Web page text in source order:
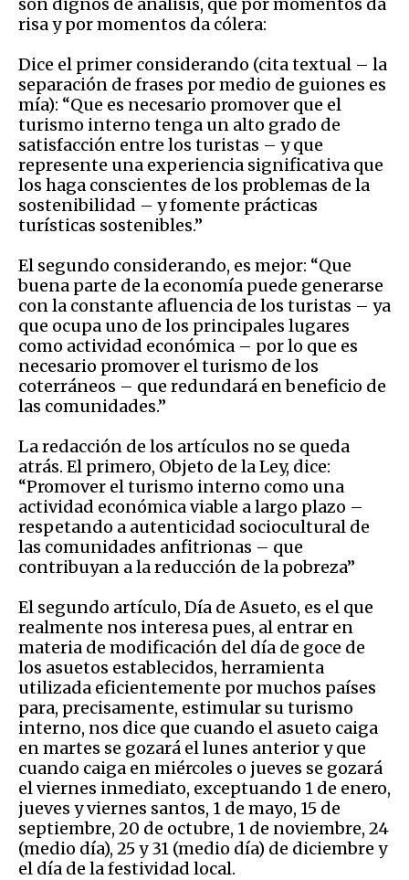
risa y por momentos da cólera:
Dice el primer considerando (cita textual – la
separación de frases por medio de guiones es
mía): “Que es necesario promover que el
turismo interno tenga un alto grado de
satisfacción entre los turistas – y que
represente una experiencia significativa que
los haga conscientes de los problemas de la
sostenibilidad – y fomente prácticas
turísticas sostenibles.”
El segundo considerando, es mejor: “Que
buena parte de la economía puede generarse
con la constante afluencia de los turistas – ya
que ocupa uno de los principales lugares
como actividad económica – por lo que es
necesario promover el turismo de los
coterráneos – que redundará en beneficio de
las comunidades.”
La redacción de los artículos no se queda
atrás. El primero, Objeto de la Ley, dice:
“Promover el turismo interno como una
actividad económica viable a largo plazo –
respetando a autenticidad sociocultural de
las comunidades anfitrionas – que
contribuyan a la reducción de la pobreza”
El segundo artículo, Día de Asueto, es el que
realmente nos interesa pues, al entrar en
materia de modificación del día de goce de
los asuetos establecidos, herramienta
utilizada eficientemente por muchos países
para, precisamente, estimular su turismo
interno, nos dice que cuando el asueto caiga
en martes se gozará el lunes anterior y que
cuando caiga en miércoles o jueves se gozará
el viernes inmediato, exceptuando 1 de enero,
jueves y viernes santos, 1 de mayo, 15 de
septiembre, 20 de octubre, 1 de noviembre, 24
(medio día), 25 y 31 (medio día) de diciembre y
el día de la festividad local.